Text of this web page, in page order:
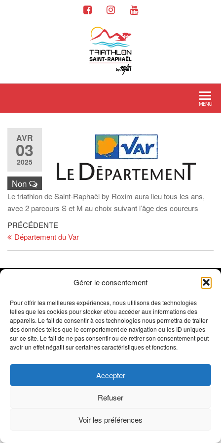
Gérer le consentement
Pour offrir les meilleures expériences, nous utilisons des technologies
telles que les cookies pour stocker et/ou accéder aux informations des
appareils. Le fait de consentir à ces technologies nous permettra de traiter
des données telles que le comportement de navigation ou les ID uniques
sur ce site. Le fait de ne pas consentir ou de retirer son consentement peut
avoir un effet négatif sur certaines caractéristiques et fonctions.
Accepter
Refuser
Voir les préférences
MENU
AVR
03
2025
Non
Le triathlon de Saint-Raphaël by Roxim aura lieu tous les ans,
avec 2 parcours S et M au choix suivant l’âge des coureurs
PRÉCÉDENTE
Département du Var
© 2019-2026 Oxygène Sports Estérel- Réalisé par
Crédit photos : Trimax - Activ Image, @ActivImages-YSemat,
©Franck Cluzel, ©Rémy Vroonen, ©La Chaîne du Triathlon ©
Emma Comte ///Mentions Légales